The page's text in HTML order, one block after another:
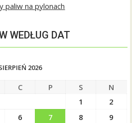
paliw na pylonach
WEDŁUG DAT
2026
C P S
N
1
2
6 7 8
9